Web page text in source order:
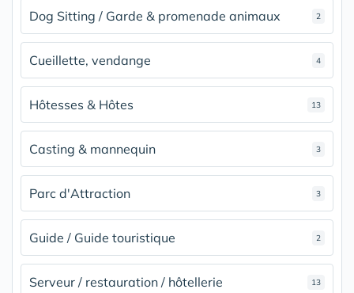
Dog Sitting / Garde & promenade animaux 2
Cueillette, vendange 4
Hôtesses & Hôtes 13
Casting & mannequin 3
Parc d'Attraction 3
Guide / Guide touristique 2
Serveur / restauration / hôtellerie 13